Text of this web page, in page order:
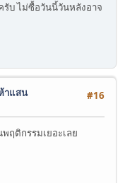
บ ไม่ซื้อวันนี้วันหลังอาจ
#16
าแสน
ฤติกรรมเยอะเลย